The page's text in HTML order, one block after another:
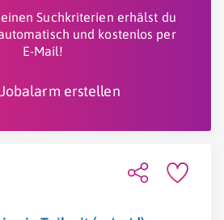
Suchkriterien erhälst du
und kostenlos per
E-Mail!
erstellen